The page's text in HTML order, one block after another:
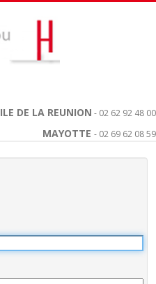
ILE DE LA REUNION - 02 62 92 48 00
MAYOTTE - 02 69 62 08 59